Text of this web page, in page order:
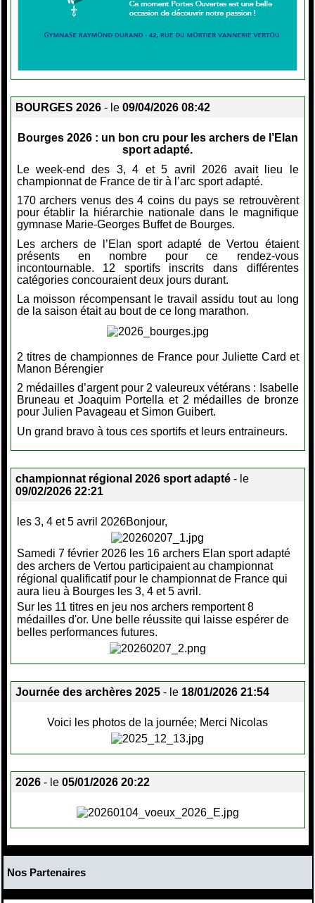
BOURGES 2026 - le 09/04/2026 08:42
Bourges 2026 : un bon cru pour les archers de l’Elan
sport adapté.
Le week-end des 3, 4 et 5 avril 2026 avait lieu le
championnat de France de tir à l’arc sport adapté.
170 archers venus des 4 coins du pays se retrouvèrent
pour établir la hiérarchie nationale dans le magnifique
gymnase Marie-Georges Buffet de Bourges.
Les archers de l’Elan sport adapté de Vertou étaient
présents en nombre pour ce rendez-vous
incontournable. 12 sportifs inscrits dans différentes
catégories concouraient deux jours durant.
La moisson récompensant le travail assidu tout au long
de la saison était au bout de ce long marathon.
2 titres de championnes de France pour Juliette Card et
Manon Bérengier
2 médailles d’argent pour 2 valeureux vétérans : Isabelle
Bruneau et Joaquim Portella et 2 médailles de bronze
pour Julien Pavageau et Simon Guibert.
Un grand bravo à tous ces sportifs et leurs entraineurs.
championnat régional 2026 sport adapté - le
09/02/2026 22:21
les 3, 4 et 5 avril 2026Bonjour,
Samedi 7 février 2026 les 16 archers Elan sport adapté
des archers de Vertou participaient au championnat
régional qualificatif pour le championnat de France qui
aura lieu à Bourges les 3, 4 et 5 avril.
Sur les 11 titres en jeu nos archers remportent 8
médailles d'or. Une belle réussite qui laisse espérer de
belles performances futures.
Journée des archères 2025 - le 18/01/2026 21:54
Voici les photos de la journée; Merci Nicolas
2026 - le 05/01/2026 20:22
Nos Partenaires